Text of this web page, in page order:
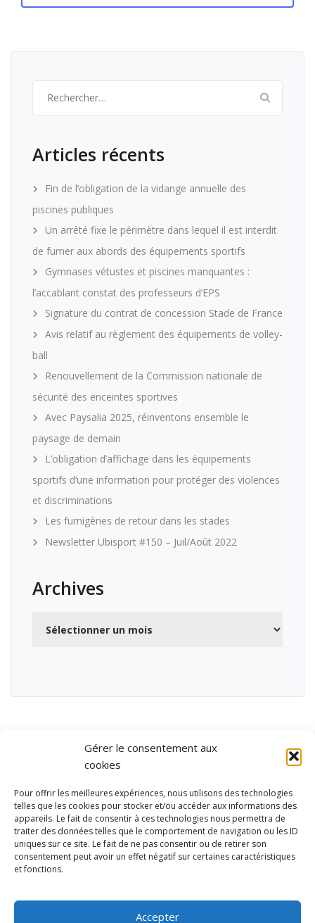
Gérer le consentement aux
cookies
Pour offrir les meilleures expériences, nous utilisons des technologies
telles que les cookies pour stocker et/ou accéder aux informations des
appareils. Le fait de consentir à ces technologies nous permettra de
traiter des données telles que le comportement de navigation ou les ID
uniques sur ce site. Le fait de ne pas consentir ou de retirer son
consentement peut avoir un effet négatif sur certaines caractéristiques
et fonctions.
Accepter
Articles récents
Fin de l’obligation de la vidange annuelle des
piscines publiques
Un arrêté fixe le périmètre dans lequel il est interdit
de fumer aux abords des équipements sportifs
Gymnases vétustes et piscines manquantes :
l’accablant constat des professeurs d’EPS
Signature du contrat de concession Stade de France
Avis relatif au règlement des équipements de volley-
ball
Renouvellement de la Commission nationale de
sécurité des enceintes sportives
Avec Paysalia 2025, réinventons ensemble le
paysage de demain
L’obligation d’affichage dans les équipements
sportifs d’une information pour protéger des violences
et discriminations
Les fumigènes de retour dans les stades
Newsletter Ubisport #150 – Juil/Août 2022
Archives
et de loisirs
Contact